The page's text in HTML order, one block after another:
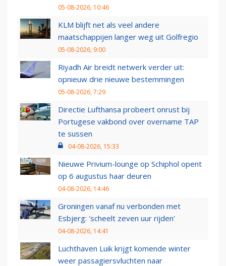
05-08-2026, 10:46
KLM blijft net als veel andere
maatschappijen langer weg uit Golfregio
05-08-2026, 9:00
Riyadh Air breidt netwerk verder uit:
opnieuw drie nieuwe bestemmingen
05-08-2026, 7:29
Directie Lufthansa probeert onrust bij
Portugese vakbond over overname TAP
te sussen
04-08-2026, 15:33
Nieuwe Privium-lounge op Schiphol opent
op 6 augustus haar deuren
04-08-2026, 14:46
Groningen vanaf nu verbonden met
Esbjerg: 'scheelt zeven uur rijden'
04-08-2026, 14:41
Luchthaven Luik krijgt komende winter
weer passagiersvluchten naar